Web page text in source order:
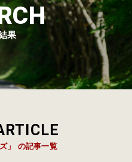
果
」 の記事一覧